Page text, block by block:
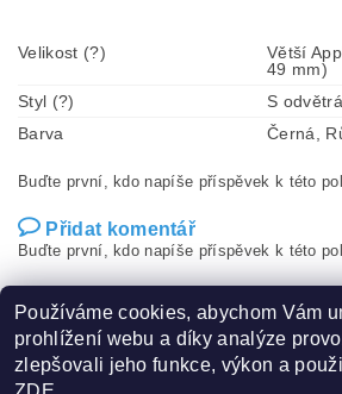
Velikost (?)
Větší
49 mm)
Styl (?)
S
Barva
Černá,
Buďte první, kdo napíše příspěvek k této
Přidat komentář
Buďte první, kdo napíše příspěvek k této
Používáme cookies, abychom Vám
prohlížení webu a díky analýze
zlepšovali jeho funkce, výkon a